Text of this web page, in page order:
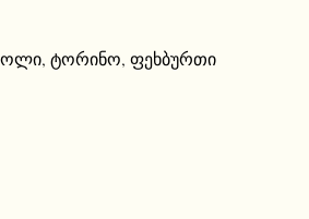
, ტორინო, ფეხბურთი